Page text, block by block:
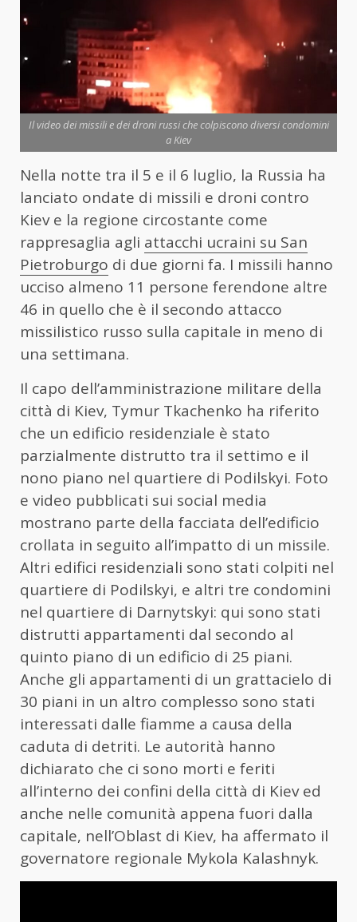
Il video dei missili e dei droni russi che colpiscono diversi condomini
a Kiev
Nella notte tra il 5 e il 6 luglio, la Russia ha
lanciato ondate di missili e droni contro
Kiev e la regione circostante come
rappresaglia agli attacchi ucraini su San
Pietroburgo di due giorni fa. I missili hanno
ucciso almeno 11 persone ferendone altre
46 in quello che è il secondo attacco
missilistico russo sulla capitale in meno di
una settimana.
Il capo dell’amministrazione militare della
città di Kiev, Tymur Tkachenko ha riferito
che un edificio residenziale è stato
parzialmente distrutto tra il settimo e il
nono piano nel quartiere di Podilskyi. Foto
e video pubblicati sui social media
mostrano parte della facciata dell’edificio
crollata in seguito all’impatto di un missile.
Altri edifici residenziali sono stati colpiti nel
quartiere di Podilskyi, e altri tre condomini
nel quartiere di Darnytskyi: qui sono stati
distrutti appartamenti dal secondo al
quinto piano di un edificio di 25 piani.
Anche gli appartamenti di un grattacielo di
30 piani in un altro complesso sono stati
interessati dalle fiamme a causa della
caduta di detriti. Le autorità hanno
dichiarato che ci sono morti e feriti
all’interno dei confini della città di Kiev ed
anche nelle comunità appena fuori dalla
capitale, nell’Oblast di Kiev, ha affermato il
governatore regionale Mykola Kalashnyk.